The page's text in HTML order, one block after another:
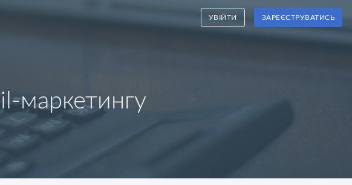
УВІЙТИ ЗАРЕЄСТРУВАТИСЬ
маркетингу